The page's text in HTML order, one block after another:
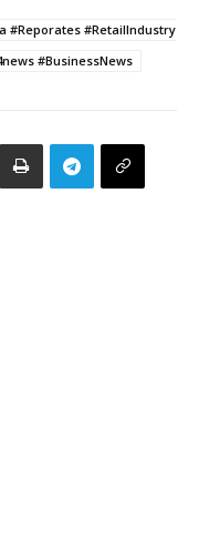
#Reporates #RetailIndustry
#BusinessNews